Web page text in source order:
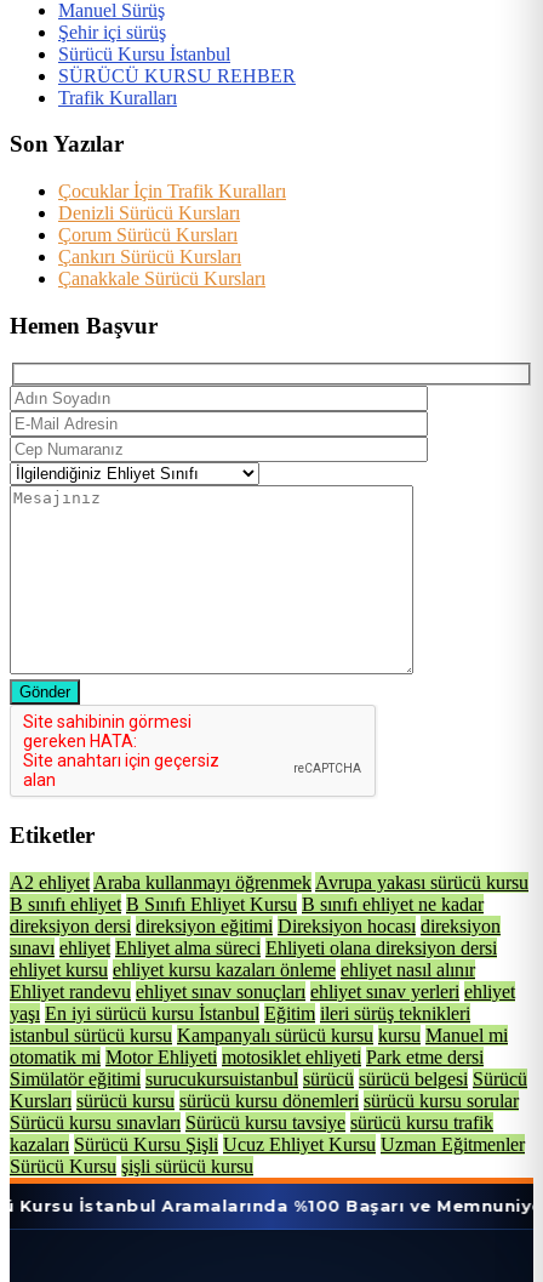
Manuel Sürüş
Şehir içi sürüş
Sürücü Kursu İstanbul
SÜRÜCÜ KURSU REHBER
Trafik Kuralları
Son Yazılar
Çocuklar İçin Trafik Kuralları
Denizli Sürücü Kursları
Çorum Sürücü Kursları
Çankırı Sürücü Kursları
Çanakkale Sürücü Kursları
Hemen Başvur
Gönder
Etiketler
A2 ehliyet Araba kullanmayı öğrenmek Avrupa yakası sürücü kursu
B sınıfı ehliyet B Sınıfı Ehliyet Kursu B sınıfı ehliyet ne kadar
direksiyon dersi direksiyon eğitimi Direksiyon hocası direksiyon
sınavı ehliyet Ehliyet alma süreci Ehliyeti olana direksiyon dersi
ehliyet kursu ehliyet kursu kazaları önleme ehliyet nasıl alınır
Ehliyet randevu ehliyet sınav sonuçları ehliyet sınav yerleri ehliyet
yaşı En iyi sürücü kursu İstanbul Eğitim ileri sürüş teknikleri
istanbul sürücü kursu Kampanyalı sürücü kursu kursu Manuel mi
otomatik mi Motor Ehliyeti motosiklet ehliyeti Park etme dersi
Simülatör eğitimi surucukursuistanbul sürücü sürücü belgesi Sürücü
Kursları sürücü kursu sürücü kursu dönemleri sürücü kursu sorular
Sürücü kursu sınavları Sürücü kursu tavsiye sürücü kursu trafik
kazaları Sürücü Kursu Şişli Ucuz Ehliyet Kursu Uzman Eğitmenler
Sürücü Kursu şişli sürücü kursu
Aramalarında %100 Başarı ve Memnuniyet Oranı